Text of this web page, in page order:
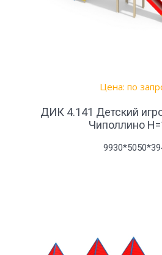
Цена: по
ДИК 4.141 Детский
Чиполлино